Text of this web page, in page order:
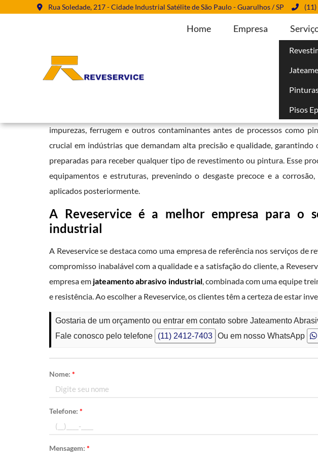
Rua Soledade, 217 - Cidade Industrial Satélite de São Paulo - Guarulhos / SP
Home Empresa
Pisos
Jateamento Abrasivo Industrial
é uma técnica amplamente utilizada
impurezas, ferrugem e outros contaminantes antes de processos como
crucial em indústrias que demandam alta precisão e qualidade,
preparadas para receber qualquer tipo de revestimento ou pintura. Esse
equipamentos e estruturas, prevenindo o desgaste precoce e a
aplicados posteriormente.
A Reveservice é a melhor empresa para o
industrial
A Reveservice se destaca como uma empresa de referência nos serviços
compromisso inabalável com a qualidade e a satisfação do cliente, a
empresa em jateamento abrasivo industrial, combinada com uma equipe
e resistência. Ao escolher a Reveservice, os clientes têm a certeza de estar
Gostaria de um orçamento ou entrar em contato sobre Jateamento
Fale conosco pelo telefone
(11) 2412-7403 Ou em nosso WhatsApp
Nome:*
Telefone:*
Mensagem:*